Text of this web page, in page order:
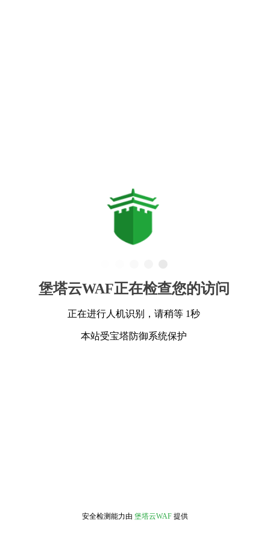
堡塔云WAF正在检查您的访问
正在进行人机识别，请稍等 1秒
本站受宝塔防御系统保护
安全检测能力由 堡塔云WAF 提供